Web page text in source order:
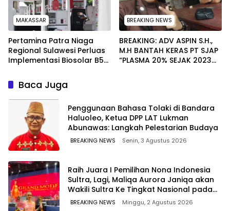
MAKASSAR
Pertamina Patra Niaga
Regional Sulawesi Perluas
Implementasi Biosolar B50,
590 SPBU
BREAKING NEWS
BREAKING: ADV ASPIN S.H.,
M.H BANTAH KERAS PT SJAP
“PLASMA 20% SEJAK 2023
Baca Juga
Penggunaan Bahasa Tolaki di Bandara
Haluoleo, Ketua DPP LAT Lukman
Abunawas: Langkah Pelestarian Budaya
BREAKING NEWS Senin, 3 Agustus 2026
‎Raih Juara I Pemilihan Nona Indonesia
Sultra, Lagi, Maliqa Aurora Janiqa akan
Wakili Sultra Ke Tingkat Nasional pada
Pemilihan NONA Indonesia
BREAKING NEWS Minggu, 2 Agustus 2026